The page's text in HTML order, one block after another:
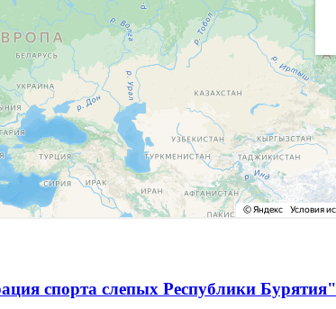
спорта слепых Республики Бурятия"